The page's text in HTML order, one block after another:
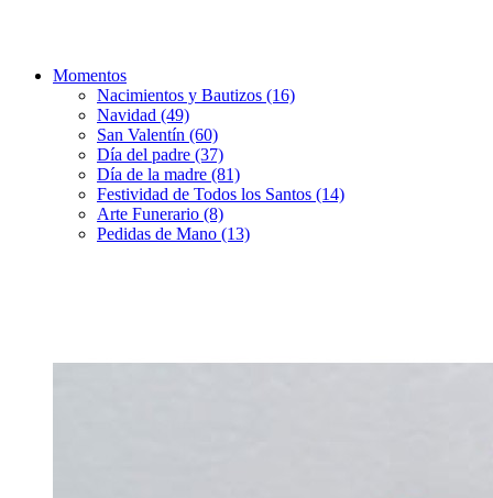
Momentos
Nacimientos y Bautizos (16)
Navidad (49)
San Valentín (60)
Día del padre (37)
Día de la madre (81)
Festividad de Todos los Santos (14)
Arte Funerario (8)
Pedidas de Mano (13)